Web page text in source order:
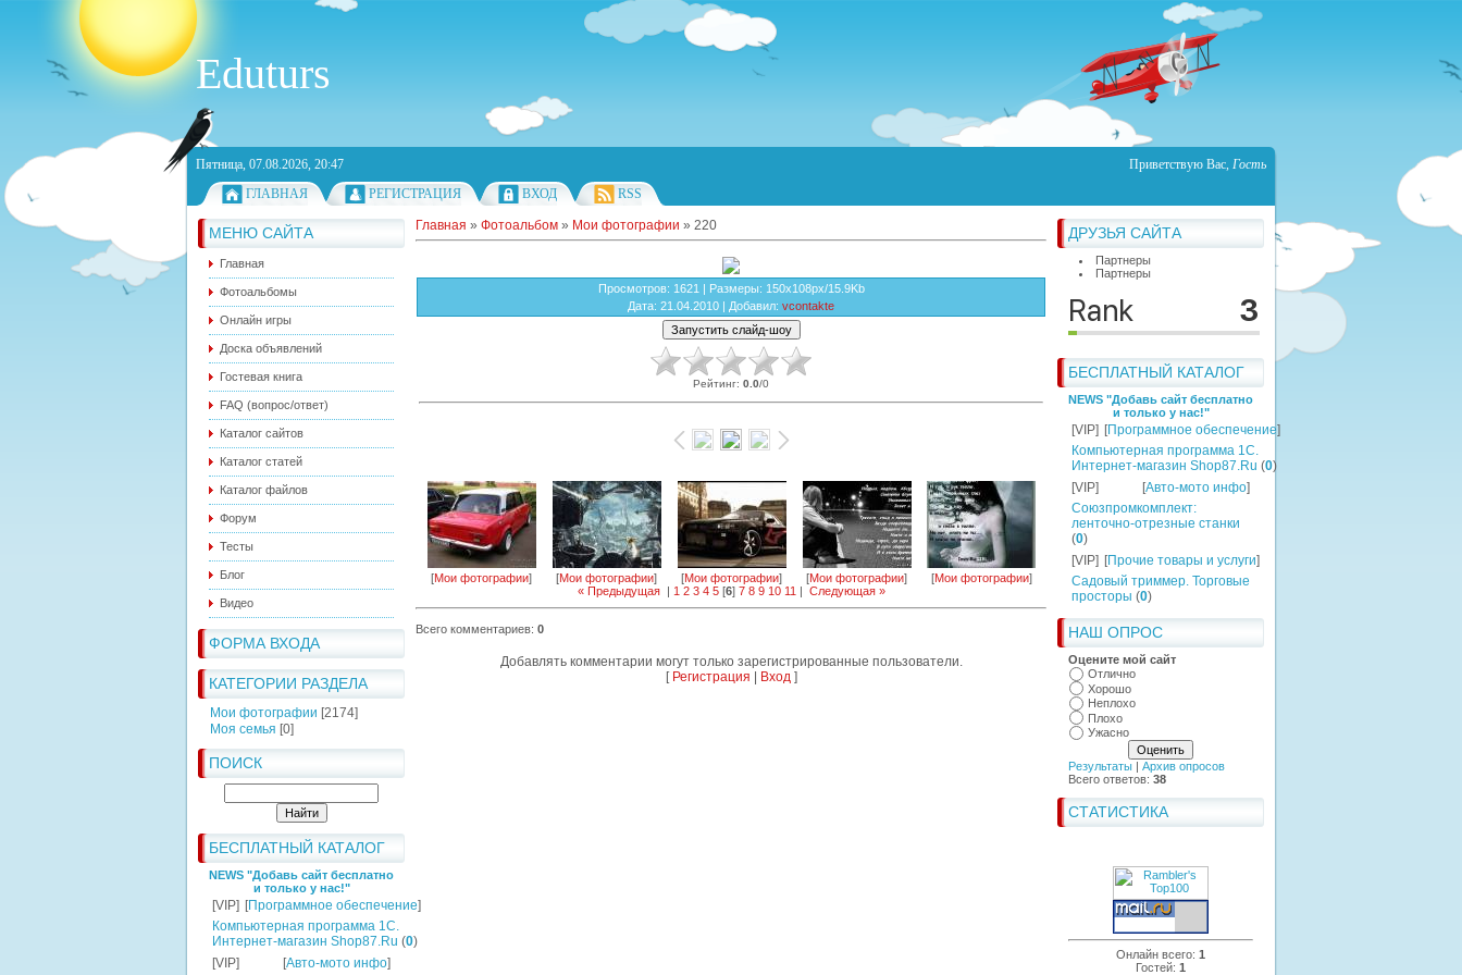
Eduturs
Пятница, 07.08.2026, 20:47 Приветствую Вас, Гость
ГЛАВНАЯ
РЕГИСТРАЦИЯ ВХОД RSS
МЕНЮ САЙТА
Главная
Фотоальбомы
Онлайн игры
Доска объявлений
Гостевая книга
FAQ (вопрос/ответ)
Каталог сайтов
Каталог статей
Каталог файлов
Форум
Тесты
Блог
Видео
ФОРМА ВХОДА
КАТЕГОРИИ РАЗДЕЛА
Мои фотографии [2174]
Моя семья [0]
ПОИСК
БЕСПЛАТНЫЙ КАТАЛОГ
NEWS "Добавь сайт бесплатно
и только у нас!"
[VIP] [Программное обеспечение]
Компьютерная программа 1C.
Интернет-магазин Shop87.Ru (0)
[VIP]
[Авто-мото инфо]
ДРУЗЬЯ САЙТА
Партнеры
Партнеры
БЕСПЛАТНЫЙ КАТАЛОГ
NEWS "Добавь сайт бесплатно
и только у нас!"
[VIP] [Программное обеспечение]
Компьютерная программа 1C.
Интернет-магазин Shop87.Ru (0)
[VIP]
[Авто-мото инфо]
Союзпромкомплект:
ленточно-отрезные станки
(0)
[VIP] [Прочие товары и услуги]
Садовый триммер. Торговые
просторы (0)
НАШ ОПРОС
Оцените мой сайт
Отлично
Хорошо
Неплохо
Плохо
Ужасно
Результаты | Архив опросов
Всего ответов: 38
СТАТИСТИКА
Онлайн всего: 1
Гостей: 1
Главная » Фотоальбом » Мои фотографии » 220
Просмотров: 1621 | Размеры: 150x108px/15.9Kb
Дата: 21.04.2010 | Добавил: vcontakte
Рейтинг: 0.0/0
[Мои фотографии] [Мои фотографии] [Мои фотографии] [Мои фотографии] [Мои фотографии]
« Предыдущая| 1 2 3 4 5[6] 7 8 9 10 11 | Следующая »
Всего комментариев: 0
Добавлять комментарии могут только зарегистрированные пользователи.
[ Регистрация Вход]